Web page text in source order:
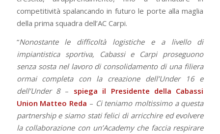
competitività spalancando in futuro le porte alla maglia
della prima squadra dell’AC Carpi.
“Nonostante le difficoltà logistiche e a livello di
impiantistica sportiva, Cabassi e Carpi proseguono
senza sosta nel lavoro di consolidamento di una filiera
ormai completa con la creazione dell’Under 16 e
dell’Under 8– spiega il Presidente della Cabassi
Union Matteo Reda – Ci teniamo moltissimo a questa
partnership e siamo stati felici di arricchire ed evolvere
la collaborazione con un’Academy che faccia respirare